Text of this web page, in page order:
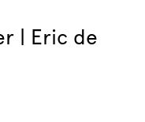
| Eric de